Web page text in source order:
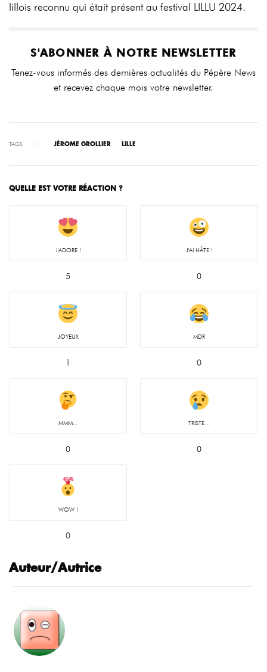
lillois reconnu qui était présent au festival LILLU 2024.
S'ABONNER À NOTRE NEWSLETTER
Tenez-vous informés des dernières actualités du Pépère News
et recevez chaque mois votre newsletter.
TAGS JÉROME GROLLIER LILLE
QUELLE EST VOTRE RÉACTION ?
J'ADORE !
5
J'AI HÂTE !
0
JOYEUX
1
MDR
0
MMM...
0
TRISTE...
0
WOW !
0
Auteur/Autrice